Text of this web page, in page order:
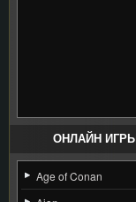
ОНЛАЙН ИГРЫ
Age of Conan